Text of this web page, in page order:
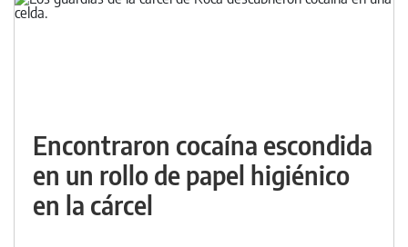
Encontraron cocaína escondida
en un rollo de papel higiénico
en la cárcel